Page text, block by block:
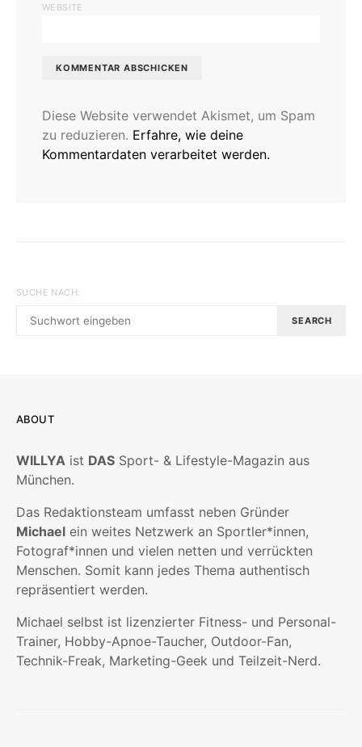
WEBSITE
Diese Website verwendet Akismet, um Spam
zu reduzieren. Erfahre, wie deine
Kommentardaten verarbeitet werden.
SUCHE NACH:
SEARCH
ABOUT
WILLYA ist DAS Sport- & Lifestyle-Magazin aus
München.
Das Redaktionsteam umfasst neben Gründer
Michael ein weites Netzwerk an Sportler*innen,
Fotograf*innen und vielen netten und verrückten
Menschen. Somit kann jedes Thema authentisch
repräsentiert werden.
Michael selbst ist lizenzierter Fitness- und Personal-
Trainer, Hobby-Apnoe-Taucher, Outdoor-Fan,
Technik-Freak, Marketing-Geek und Teilzeit-Nerd.